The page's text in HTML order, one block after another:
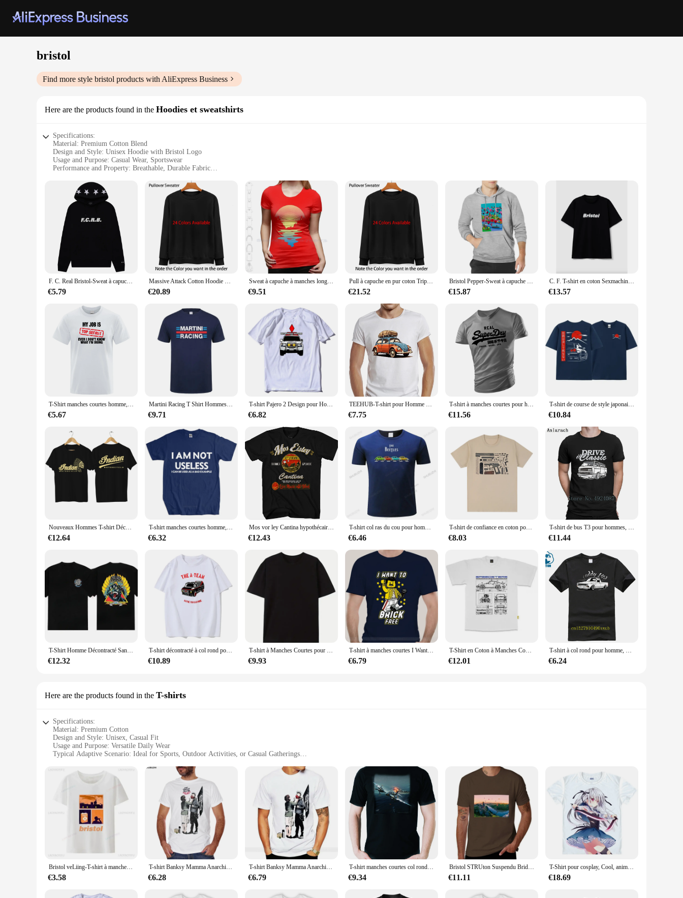
bristol
Find more style bristol products with AliExpress Business
Here are the products found in the Hoodies et sweatshirts
Specifications:
Material: Premium Cotton Blend
Design and Style: Unisex Hoodie with Bristol Logo
Usage and Purpose: Casual Wear, Sportswear
Performance and Property: Breathable, Durable Fabric
Parts and Accessories: Comes with a Kangaroo Pocket
Features:
**Comfort and Style Unite**
The Bristol Hoodies and Sweatshirts are a testament to comfort and style. Crafted from a premium cotton blend, these hoodies offer a soft touch that's perfect for everyday wear. The unisex design
makes them versatile, suitable for both men and women. The Bristol logo adds a touch of local pride, making these hoodies a must-have for anyone who loves the city. Whether you're heading out for
a casual stroll or hitting the gym, these hoodies are designed to keep you comfortable and stylish.
**Durability Meets Breathability**
The Bristol Hoodies and Sweatshirts are not just about style; they're built to last. The breathable fabric ensures that you stay cool and dry, even during intense physical activities. The durable
construction means that these hoodies can withstand the rigors of daily wear, making them a practical choice for active individuals. The kangaroo pocket provides a convenient place to store your
essentials, while the hood offers extra warmth when needed.
**Versatility for Every Occasion**
layering option, the Bristol Hoodies and Sweatshirts have got you covered. They're ideal for both casual outings and sporting events, making them a go-to choice for wholesale vendors and suppliers
looking to offer a product that resonates with a wide audience. With their blend of comfort, style, and durability, these hoodies are sure to be a hit with customers.
F. C. Real Bristol-Sweat à capuche PVD pour homme, pull de loisirs, sweat-shirt pour homme, sweat à capuche en Y, tout neuf
€5.79
Massive Attack Cotton Hoodie Pull, 24 Couleurs, Massive Attack Band, Triphop Music, Bristol Portishead Radiohead, Tricky Unkle
€20.89
Sweat à capuche à manches longues Bristol Bridge, Sweat-shirt, Angleterre Landmark Bristol Bridge, Uk STRUton Suspension
€9.51
Pull à capuche en pur coton Trip Hop, 24 couleurs, Hop, Bristol, Grande-Bretagne, Massive Attack, Tricky Portishead, Morcheeba Encouncher, Pimps
€21.52
Bristol Pepper-Sweat à capuche pour hommes, pull, style, vêtements pour hommes, haute qualité
€15.87
C. F. T-shirt en coton Sexmachine pour hommes, Real Bristol, site officiel Fugees, marque de luxe, chemise de sport pour hommes, vêtements pour hommes, t-shirt Y-machine
€13.57
T-Shirt manches courtes homme, estival et décontracté, en coton, humoristique mon travail est TOP SECRET
€5.67
Martini Racing T Shirt Hommes Coton D'été À Manches Courtes Tshirt Homme Y-Tee XS-5XL
€9.71
T-shirt Pajero 2 Design pour Homme, Vêtement de Grande Taille, Couleur Unie, Graphique, Nouvelle Collection
€6.82
TEEHUB-T-shirt pour Homme Vintage, avec Imprimé de Voiture Classique, Coccinelle, Décontracté, Rétro, GT
€7.75
T-shirt à manches courtes pour hommes, T-shirt confortable décontracté, médicaments à séchage rapide, mode masculine, col rond, coton imprimé Super Dry, 2024
€11.56
T-shirt de course de style japonais pour hommes, 100% coton, culture JDM, GTR R34, dos imprimé, vêtements de rue, design original, respirant, Y-Tee
€10.84
Nouveaux Hommes T-shirt Décontracté royauté Moto T-shirt Graphique Respzed Hurbike Biker 73Inboulon Chopper Vintage Streetwear S-4XL
€12.64
T-shirt manches courtes homme, marque masculine, cadeau, médicaments, je ne suis pas inutile, je suis un mauvais exemple, T-Coalition
€6.32
Mos vor ley Cantina hypothécaire ooine T-shirt graphique pour homme, haute qualité, col rond, manches courtes, 100% coton, Y-50995
€12.43
T-shirt col ras du cou pour homme, estival et de haute qualité, classique, Vintage, voiture Buggy, les coccinelles, amoureux des vieux insectes, unisexe, à la mode
€6.46
T-shirt de confiance en coton pour hommes et femmes, nouveau t-shirt de volatilité, médicaments anatomiques, odorcool, arme de poing
€8.03
T-shirt de bus T3 pour hommes, style funky, célèbre busfah-B, mode hip hop, créer un meilleur t-shirt, haut d'été
€11.44
T-Shirt Homme Décontracté Santas Rosselesp Evo 2 T-Shirt Respzed Sports Y-Manches Courtes Cruz 2024 Coton Streetwear S-3XL Tee 100%
€12.32
T-shirt décontracté à col rond pour hommes, vêtements College en pur coton, Hanniba des années 80, Mix and Match TV, A Team Elin, taille européenne
€10.89
T-shirt à Manches Courtes pour Homme, avec Motif Imprimé, Vintage, Classique, Streetwear, Cadeaux d'Anniversaire, Style Estival, Nouveauté, 1977
€9.93
T-shirt à manches courtes I Want To Brick Free pour hommes, style classique, t-shirt à la mode, taille S-3XL, #39S
€6.79
T-Shirt en Coton à Manches Courtes et Col Rond pour Homme et Femme, Streetwear Surdimensionné, Haute Qualité, 911
€12.01
T-shirt à col rond pour homme, 100% coton, style humoristique Kawaii, Caddy 14d, de qualité supérieure
€6.24
Here are the products found in the T-shirts
Specifications:
Material: Premium Cotton
Design and Style: Unisex, Casual Fit
Usage and Purpose: Versatile Daily Wear
Typical Adaptive Scenario: Ideal for Sports, Outdoor Activities, or Casual Gatherings
Performance and Property: Breathable, Comfortable, Durable
**Comfort Meets Style**
Step into the world of comfort and style with our Bristol T-shirts, crafted from premium cotton that offers a soft touch and breathability, perfect for daily wear. The unisex design ensures that both
men and women can enjoy the casual fit that suits various body types. Whether you're heading to the gym, meeting friends for a casual hangout, or participating in outdoor activities, these T-shirts are
your go-to choice for versatile comfort.
Our Bristol T-shirts are not just about comfort; they are designed to adapt to various scenarios. The casual style makes them suitable for a range of occasions, from sports events to casual gatherings.
The durable fabric ensures that the T-shirts maintain their shape and color even after multiple washes, making them a reliable choice for everyday wear. The availability in various sizes and quantities
caters to the diverse needs of our customers, making it easy for wholesalers, vendors, and suppliers to stock up on these versatile pieces.
**Quality and Convenience**
while the comfortable fit ensures you stay at ease throughout the day. The T-shirts are easy to care for, making them a convenient choice for busy individuals. Whether you're looking to stock up for
Bristol veLiing-T-shirt à manches courtes pour hommes et femmes, T-shirt graphique respirant, T-shirt blanc imprimé, Harajuku, Casual St123, Années 80, Années 90
€3.58
T-shirt Banksy Mamma Anarchico Kd'appareils pour hommes, artiste Street Art Stbbles Bristol, marque de mode, été, liste, faire
€6.28
T-shirt Banksy Mamma Anarchico Kd'appareils pour hommes, artiste Street Art Stbbles Bristol, marque de mode, été, liste, faire
€6.79
T-shirt manches courtes col rond homme, estival et en coton, thème de l'aviation, de l'armée royale de l'air, de la belle chasse et de la belle chasse, S-3XL
€9.34
Bristol STRUton Suspendu Bridge Angleterre Royaume-Uni ville accents ol ville des accents ol ballons joli coucher de soleil ciel T-Shirt
€11.11
T-Shirt pour cosplay, Cool, anime, manga, Lilith, poils de Lilith, Cool, Duo absolu
€18.69